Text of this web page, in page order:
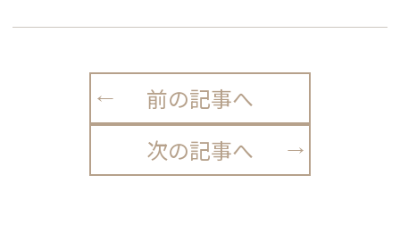
前の記事へ
次の記事へ